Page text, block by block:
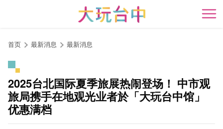
开
首页 最新消息 最新消息
2025台北国际夏季旅展热闹登场！ 中市观
旅局携手在地观光业者於「大玩台中馆」
优惠满档